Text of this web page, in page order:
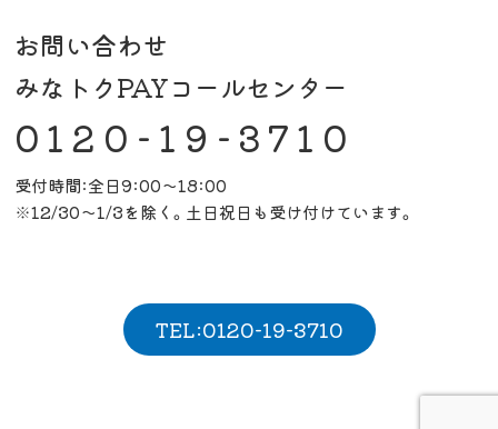
お問い合わせ
みなトクPAYコールセンター
0120-19-3710
受付時間:全日9:00～18:00
※12/30～1/3を除く。土日祝日も受け付けています。
TEL:0120-19-3710